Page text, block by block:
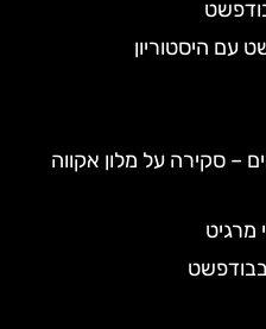
עם היסטוריון
– סקירה על מלון אקווה
מרגיט